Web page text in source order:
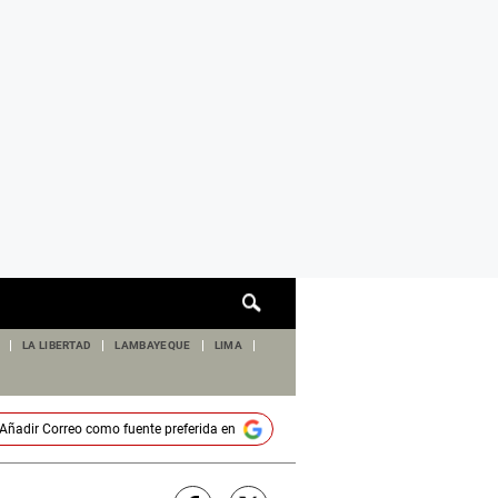
de
LA LIBERTAD LAMBAYEQUE LIMA
Correocomo fuente preferida en